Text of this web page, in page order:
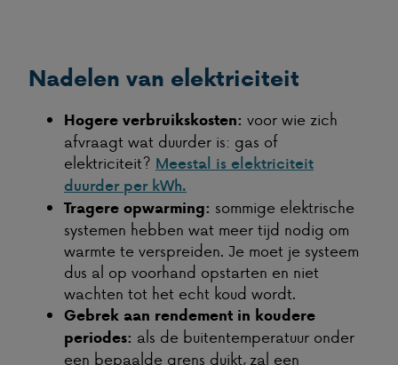
Nadelen van elektriciteit
Hogere verbruikskosten: voor wie zich
afvraagt wat duurder is: gas of
elektriciteit? Meestal is elektriciteit
duurder per kWh.
Tragere opwarming: sommige elektrische
systemen hebben wat meer tijd nodig om
warmte te verspreiden. Je moet je systeem
dus al op voorhand opstarten en niet
wachten tot het echt koud wordt.
Gebrek aan rendement in koudere
periodes: als de buitentemperatuur onder
een bepaalde grens duikt, zal een